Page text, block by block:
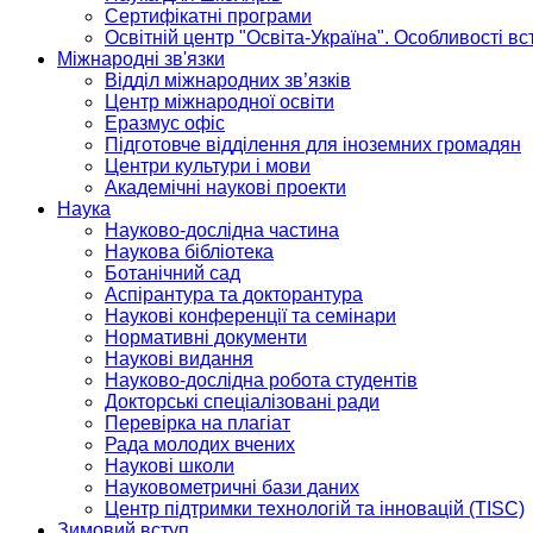
Сертифікатні програми
Освітній центр "Освіта-Україна". Особливості
Міжнародні зв'язки
Відділ міжнародних зв’язків
Центр міжнародної освіти
Еразмус офіс
Підготовче відділення для іноземних громадян
Центри культури і мови
Академічні наукові проекти
Наука
Науково-дослідна частина
Наукова бібліотека
Ботанічний сад
Аспірантура та докторантура
Наукові конференції та семінари
Нормативні документи
Наукові видання
Науково-дослідна робота студентів
Докторські спеціалізовані ради
Перевірка на плагіат
Рада молодих вчених
Наукові школи
Науковометричні бази даних
Центр підтримки технологій та інновацій (TISC)